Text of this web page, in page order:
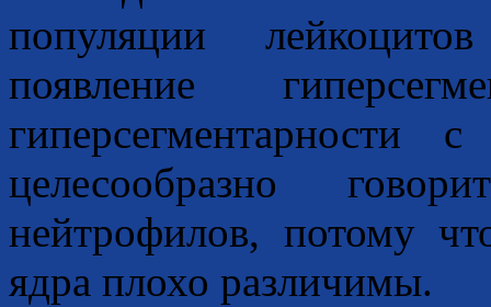
популяции
появление
гиперсегментарности
целесообразно
нейтрофилов, потому
ядра плохо различимы.